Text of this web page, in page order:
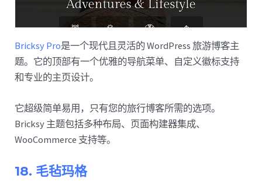
Bricksy Pro是一个现代且灵活的 WordPress 旅游博客主
题。它的顶部有一个优雅的导航菜单、自定义徽标支持
和专业的主页设计。
它超级简单易用，只有您的旅行博客所需的选项。
Bricksy 主题包括多种布局、页面构建器集成、
WooCommerce 支持等。
18. 毛毡玛格